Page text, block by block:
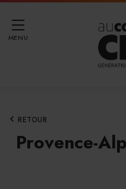
MENU
RETOUR
Provence-